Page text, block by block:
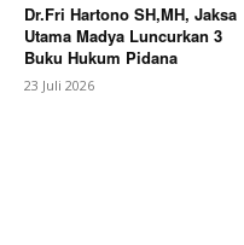
Dr.Fri Hartono SH,MH, Jaksa
Utama Madya Luncurkan 3
Buku Hukum Pidana
23 Juli 2026